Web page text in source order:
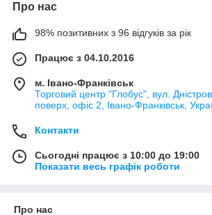
Про нас
98% позитивних з 96 відгуків за рік
Працює з 04.10.2016
м. Івано-Франківськ
Торговий центр "Глобус", вул.
поверх, офіс 2, Івано-Франківськ,
Контакти
Сьогодні працює з 10:00 до 19:00
Показати весь графік роботи
Про нас